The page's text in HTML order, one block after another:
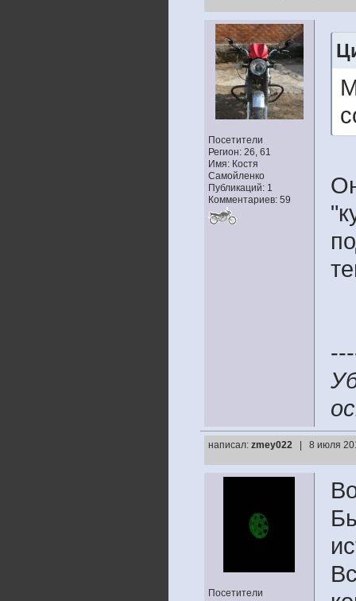
Посетители
Регион: 26, 61
Имя: Костя
Самойленко
Публикаций: 1
Комментариев: 59
написал: zmey022 | 8 июля
Посетители